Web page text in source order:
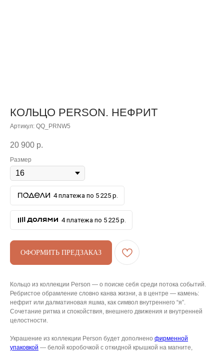
КОЛЬЦО PERSON. НЕФРИТ
Артикул: QQ_PRNW5
20 900 р.
Размер
4 платежа по 5 225 р.
4 платежа по 5 225 р.
ОФОРМИТЬ ПРЕДЗАКАЗ
Кольцо из коллекции Person — о поиске себя среди потока событий.
Ребристое обрамление словно канва жизни, а в центре — камень:
нефрит или далматиновая яшма, как символ внутреннего “я”.
Сочетание ритма и спокойствия, внешнего движения и внутренней
целостности.
Украшение из коллекции Person будет дополнено фирменной
упаковкой — белой коробочкой с откидной крышкой на магните,
МАНИФЕСТ